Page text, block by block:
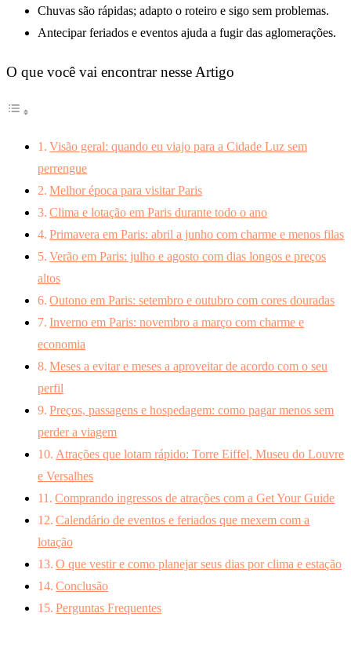
Chuvas são rápidas; adapto o roteiro e sigo sem problemas.
Antecipar feriados e eventos ajuda a fugir das aglomerações.
O que você vai encontrar nesse Artigo
Visão geral: quando eu viajo para a Cidade Luz sem
perrengue
Melhor época para visitar Paris
Clima e lotação em Paris durante todo o ano
Primavera em Paris: abril a junho com charme e menos filas
Verão em Paris: julho e agosto com dias longos e preços
altos
Outono em Paris: setembro e outubro com cores douradas
Inverno em Paris: novembro a março com charme e
economia
Meses a evitar e meses a aproveitar de acordo com o seu
perfil
Preços, passagens e hospedagem: como pagar menos sem
perder a viagem
Atrações que lotam rápido: Torre Eiffel, Museu do Louvre
e Versalhes
Comprando ingressos de atrações com a Get Your Guide
Calendário de eventos e feriados que mexem com a
lotação
O que vestir e como planejar seus dias por clima e estação
Conclusão
Perguntas Frequentes